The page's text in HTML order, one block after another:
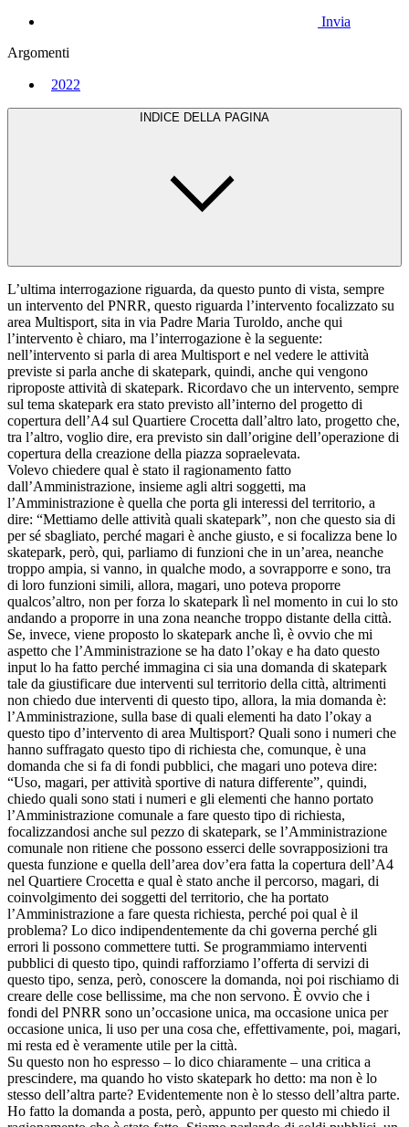
Invia
Argomenti
2022
INDICE DELLA PAGINA
L’ultima interrogazione riguarda, da questo punto di vista, sempre
un intervento del PNRR, questo riguarda l’intervento focalizzato su
area Multisport, sita in via Padre Maria Turoldo, anche qui
l’intervento è chiaro, ma l’interrogazione è la seguente:
nell’intervento si parla di area Multisport e nel vedere le attività
previste si parla anche di skatepark, quindi, anche qui vengono
riproposte attività di skatepark. Ricordavo che un intervento, sempre
sul tema skatepark era stato previsto all’interno del progetto di
copertura dell’A4 sul Quartiere Crocetta dall’altro lato, progetto che,
tra l’altro, voglio dire, era previsto sin dall’origine dell’operazione di
copertura della creazione della piazza sopraelevata.
Volevo chiedere qual è stato il ragionamento fatto
dall’Amministrazione, insieme agli altri soggetti, ma
l’Amministrazione è quella che porta gli interessi del territorio, a
dire: “Mettiamo delle attività quali skatepark”, non che questo sia di
per sé sbagliato, perché magari è anche giusto, e si focalizza bene lo
skatepark, però, qui, parliamo di funzioni che in un’area, neanche
troppo ampia, si vanno, in qualche modo, a sovrapporre e sono, tra
di loro funzioni simili, allora, magari, uno poteva proporre
qualcos’altro, non per forza lo skatepark lì nel momento in cui lo sto
andando a proporre in una zona neanche troppo distante della città.
Se, invece, viene proposto lo skatepark anche lì, è ovvio che mi
aspetto che l’Amministrazione se ha dato l’okay e ha dato questo
input lo ha fatto perché immagina ci sia una domanda di skatepark
tale da giustificare due interventi sul territorio della città, altrimenti
non chiedo due interventi di questo tipo, allora, la mia domanda è:
l’Amministrazione, sulla base di quali elementi ha dato l’okay a
questo tipo d’intervento di area Multisport? Quali sono i numeri che
hanno suffragato questo tipo di richiesta che, comunque, è una
domanda che si fa di fondi pubblici, che magari uno poteva dire:
“Uso, magari, per attività sportive di natura differente”, quindi,
chiedo quali sono stati i numeri e gli elementi che hanno portato
l’Amministrazione comunale a fare questo tipo di richiesta,
focalizzandosi anche sul pezzo di skatepark, se l’Amministrazione
comunale non ritiene che possono esserci delle sovrapposizioni tra
questa funzione e quella dell’area dov’era fatta la copertura dell’A4
nel Quartiere Crocetta e qual è stato anche il percorso, magari, di
coinvolgimento dei soggetti del territorio, che ha portato
l’Amministrazione a fare questa richiesta, perché poi qual è il
problema? Lo dico indipendentemente da chi governa perché gli
errori li possono commettere tutti. Se programmiamo interventi
pubblici di questo tipo, quindi rafforziamo l’offerta di servizi di
questo tipo, senza, però, conoscere la domanda, noi poi rischiamo di
creare delle cose bellissime, ma che non servono. È ovvio che i
fondi del PNRR sono un’occasione unica, ma occasione unica per
occasione unica, li uso per una cosa che, effettivamente, poi, magari,
mi resta ed è veramente utile per la città.
Su questo non ho espresso – lo dico chiaramente – una critica a
prescindere, ma quando ho visto skatepark ho detto: ma non è lo
stesso dell’altra parte? Evidentemente non è lo stesso dell’altra parte.
Ho fatto la domanda a posta, però, appunto per questo mi chiedo il